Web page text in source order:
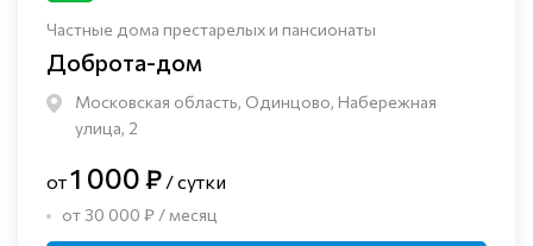
Частные дома престарелых и пансионаты
Доброта-дом
Московская область, Одинцово, Набережная
улица, 2
от1 000 ₽ / сутки
от 30 000 ₽ / месяц